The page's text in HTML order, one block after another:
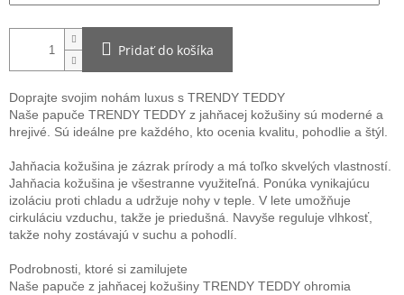
Pridať do košíka
Doprajte svojim nohám luxus s TRENDY TEDDY
Naše papuče TRENDY TEDDY z jahňacej kožušiny sú moderné a
hrejivé. Sú ideálne pre každého, kto ocenia kvalitu, pohodlie a štýl.
Jahňacia kožušina je zázrak prírody a má toľko skvelých vlastností.
Jahňacia kožušina je všestranne využiteľná. Ponúka vynikajúcu
izoláciu proti chladu a udržuje nohy v teple. V lete umožňuje
cirkuláciu vzduchu, takže je priedušná. Navyše reguluje vlhkosť,
takže nohy zostávajú v suchu a pohodlí.
Podrobnosti, ktoré si zamilujete
Naše papuče z jahňacej kožušiny TRENDY TEDDY ohromia